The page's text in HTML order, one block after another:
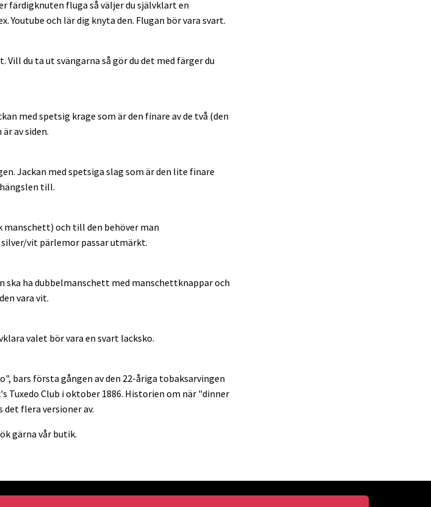
färdigknuten fluga så väljer du självklart en
Youtube och lär dig knyta den. Flugan bör vara svart.
du ta ut svängarna så gör du det med färger du
med spetsig krage som är den finare av de två (den
av siden.
Jackan med spetsiga slag som är den lite finare
till.
och till den behöver man
vit pärlemor passar utmärkt.
ha dubbelmanschett med manschettknappar och
vara vit.
valet bör vara en svart lacksko.
bars första gången av den 22-åriga tobaksarvingen
Tuxedo Club i oktober 1886. Historien om när "dinner
flera versioner av.
gärna vår butik.